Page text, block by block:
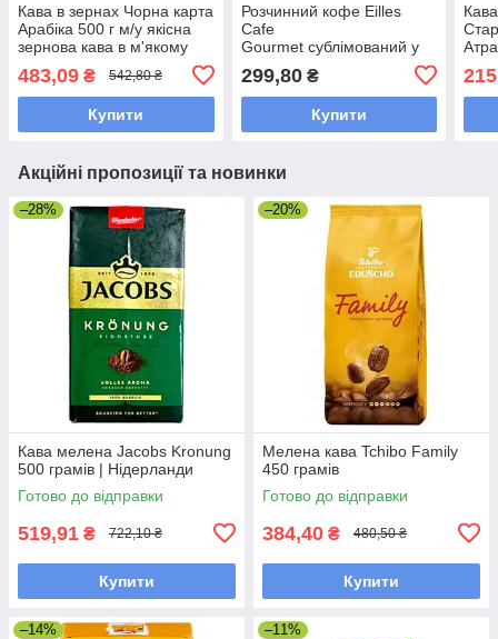
Кава в зернах Чорна карта
Арабіка 500 г м/у якісна
зернова кава в м'якому
483,09 ₴ 542,80 ₴
Купити
Розчинний кофе Eilles
Cafe
Gourmet сублімований у
скляній банці 100 грамів
299,80₴
Купити
Акційні пропозиції та новинки
–28%
Кава мелена Jacobs Kronung
500 грамів | Нідерланди
Готово до відправки
519,91 ₴ 722,10 ₴
Купити
–20%
Мелена кава Tchibo Family
450 грамів
Готово до відправки
384,40 ₴ 480,50 ₴
Купити
–14% –11%